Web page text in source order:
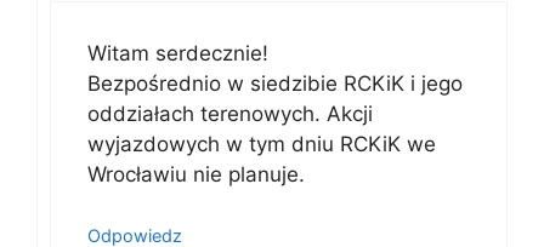
Witam serdecznie!
Bezpośrednio w siedzibie RCKiK i jego
oddziałach terenowych. Akcji
wyjazdowych w tym dniu RCKiK we
Wrocławiu nie planuje.
Odpowiedz